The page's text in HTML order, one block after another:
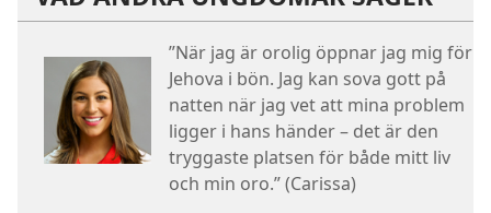
”När jag är orolig öppnar jag mig för
Jehova i bön. Jag kan sova gott på
natten när jag vet att mina problem
ligger i hans händer – det är den
tryggaste platsen för både mitt liv
och min oro.” (Carissa)